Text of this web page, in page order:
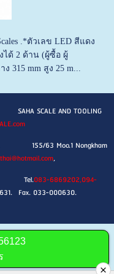
.*ตัวเลข LED สีแดง
ได้ 2 ด้าน (ผู้ซื้อ ผู้
315 mm สูง 25 m...
SCALE AND TOOLING
155/63 Moo.1 Nongkham
,
Tel.083-6869202,094-
Fax. 033-000630.